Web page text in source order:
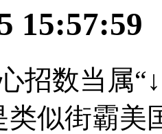
招数当属
类似街霸